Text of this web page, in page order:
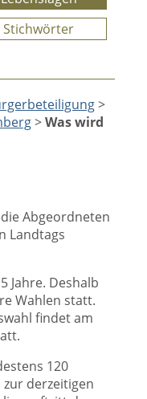
Stichwörter
>
>Was wird
Abgeordneten
Landtags
Jahre. Deshalb
Wahlen statt.
findet am
120
derzeitigen